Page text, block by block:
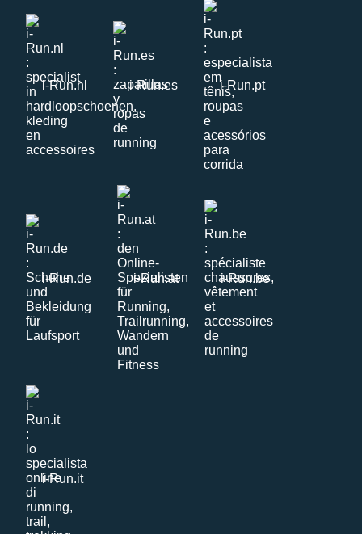
i-Run.nl i-Run.es i-Run.pt
i-Run.de i-Run.at i-Run.be
i-Run.it